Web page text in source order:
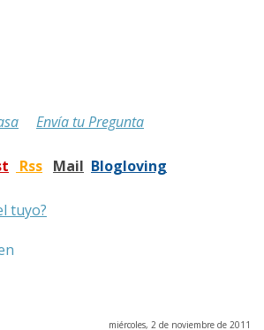
Envía tu Pregunta
Rss Mail Blogloving
tuyo?
miércoles, 2 de noviembre de 2011